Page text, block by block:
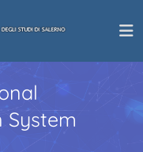
System